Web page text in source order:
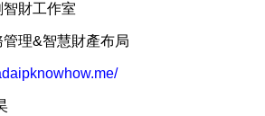
智財工作室
理&智慧財產布局